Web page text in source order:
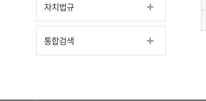
자치법규
통합검색